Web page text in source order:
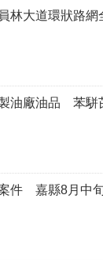
大道環狀路網
油廠油品 苯駢
件 嘉縣8月中